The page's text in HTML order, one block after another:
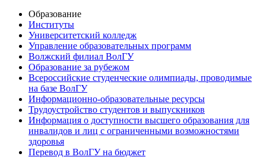
Образование
Институты
Университетский колледж
Управление образовательных программ
Волжский филиал ВолГУ
Образование за рубежом
Всероссийские студенческие олимпиады, проводимые
на базе ВолГУ
Информационно-образовательные ресурсы
Трудоустройство студентов и выпускников
Информация о доступности высшего образования для
инвалидов и лиц с ограниченными возможностями
здоровья
Перевод в ВолГУ на бюджет